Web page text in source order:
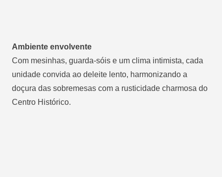
Ambiente envolvente
Com mesinhas, guarda-sóis e um clima intimista, cada
unidade convida ao deleite lento, harmonizando a
doçura das sobremesas com a rusticidade charmosa do
Centro Histórico.